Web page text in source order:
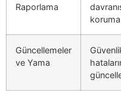
Raporlama
Güncellemeler
ve Yama